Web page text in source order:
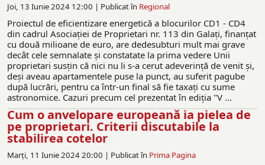
Joi, 13 Iunie 2024 12:00 | Publicat în Regional
Proiectul de eficientizare energetică a blocurilor CD1 - CD4
din cadrul Asociației de Proprietari nr. 113 din Galați, finanțat
cu două milioane de euro, are dedesubturi mult mai grave
decât cele semnalate și constatate la prima vedere Unii
proprietari susțin că nici nu li s-a cerut adeverință de venit și,
deși aveau apartamentele puse la punct, au suferit pagube
după lucrări, pentru ca într-un final să fie taxați cu sume
astronomice. Cazuri precum cel prezentat în ediția "V ...
Cum o anvelopare europeană ia pielea de
pe proprietari. Criterii discutabile la
stabilirea cotelor
Marți, 11 Iunie 2024 20:00 | Publicat în Prima Pagina